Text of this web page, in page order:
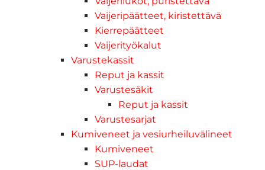
Vaijeripäätteet, kiristettävä
Kierrepäätteet
Vaijerityökalut
Varustekassit
Reput ja kassit
Varustesäkit
Reput ja kassit
Varustesarjat
Kumiveneet ja vesiurheiluvälineet
Kumiveneet
SUP-laudat